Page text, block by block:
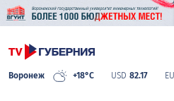
Воронеж +18°C USD 82.17